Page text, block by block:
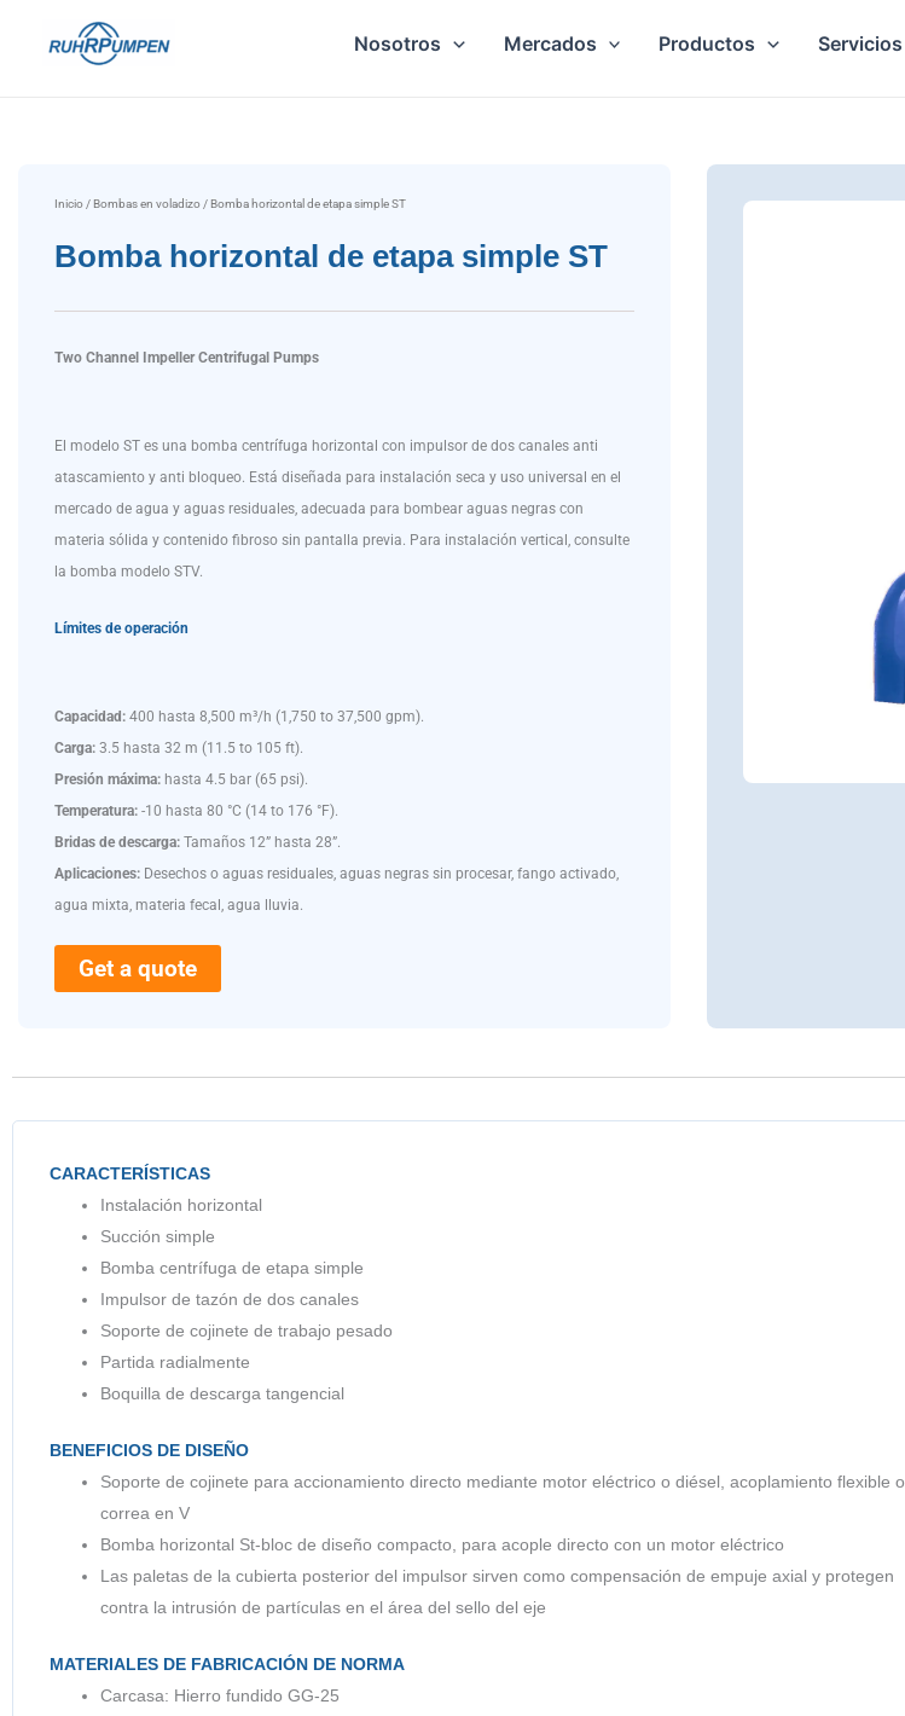
Nosotros Mercados Productos Servicios
Inicio /Bombas en voladizo / Bomba horizontal de etapa simple ST
Bomba horizontal de etapa simple ST
Two Channel Impeller Centrifugal Pumps
El modelo ST es una bomba centrífuga horizontal con impulsor de dos canales anti
atascamiento y anti bloqueo. Está diseñada para instalación seca y uso universal en el
mercado de agua y aguas residuales, adecuada para bombear aguas negras con
materia sólida y contenido fibroso sin pantalla previa. Para instalación vertical, consulte
la bomba modelo STV.
Límites de operación
Capacidad: 400 hasta 8,500 m³/h (1,750 to 37,500 gpm).
Carga: 3.5 hasta 32 m (11.5 to 105 ft).
Presión máxima: hasta 4.5 bar (65 psi).
Temperatura: -10 hasta 80 °C (14 to 176 °F).
Bridas de descarga: Tamaños 12” hasta 28”.
Aplicaciones: Desechos o aguas residuales, aguas negras sin procesar, fango activado,
agua mixta, materia fecal, agua lluvia.
Get a quote
CARACTERÍSTICAS
Instalación horizontal
Succión simple
Bomba centrífuga de etapa simple
Impulsor de tazón de dos canales
Soporte de cojinete de trabajo pesado
Partida radialmente
Boquilla de descarga tangencial
BENEFICIOS DE DISEÑO
Soporte de cojinete para accionamiento directo mediante motor eléctrico o diésel, acoplamiento flexible o
correa en V
Bomba horizontal St-bloc de diseño compacto, para acople directo con un motor eléctrico
Las paletas de la cubierta posterior del impulsor sirven como compensación de empuje axial y protegen
contra la intrusión de partículas en el área del sello del eje
MATERIALES DE FABRICACIÓN DE NORMA
Carcasa: Hierro fundido GG-25